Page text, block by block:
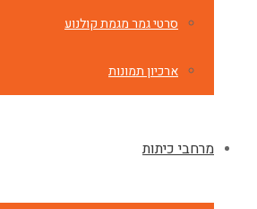
סרטי גמר מגמת קולנוע
ארכיון תמונות
מרחבי כיתות